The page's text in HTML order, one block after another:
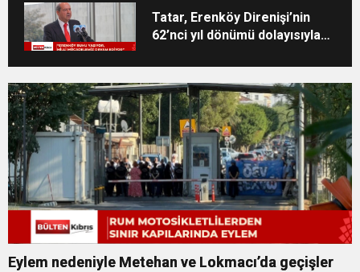
Tatar, Erenköy Direnişi’nin
62’nci yıl dönümü dolayısıyla
Eylem nedeniyle Metehan ve Lokmacı’da geçişler